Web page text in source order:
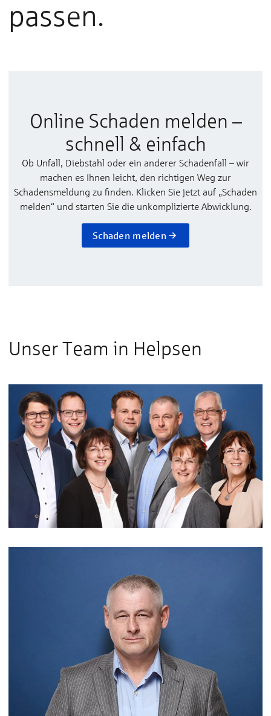
passen.
Online Schaden melden –
schnell & einfach
Ob Unfall, Diebstahl oder ein anderer Schadenfall – wir
machen es Ihnen leicht, den richtigen Weg zur
Schadensmeldung zu finden. Klicken Sie jetzt auf „Schaden
melden“ und starten Sie die unkomplizierte Abwicklung.
Schaden melden
Unser Team in Helpsen